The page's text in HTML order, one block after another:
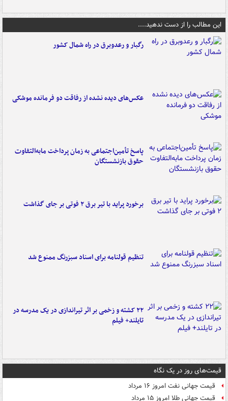
این مطالب را از دست ندهید....
رگبار و رعدوبرق در راه شمال کشور
عکس‌های دیده نشده از رفاقت دو فرمانده‌ موشکی
پاسخ تأمین‌اجتماعی به زمان پرداخت مابه‌التفاوت
حقوق بازنشستگان
برخورد پراید با تیر برق ۲ فوتی بر جای گذاشت
تنظیم قولنامه برای اسناد سبزرنگ ممنوع شد
۲۲ کشته و زخمی بر اثر تیراندازی در یک مدرسه در
تایلند+ فیلم
قیمت‌های روز در یک نگاه
قیمت جهانی نفت امروز ۱۶ مرداد
قیمت جهانی طلا امروز ۱۵ مرداد